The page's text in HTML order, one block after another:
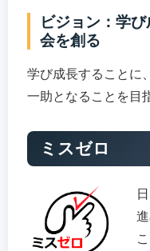
ビジョン：学
会を創る
学び成長することに
一助となることを目
ミスゼロ